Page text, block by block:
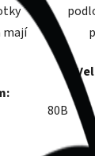
mají
80B